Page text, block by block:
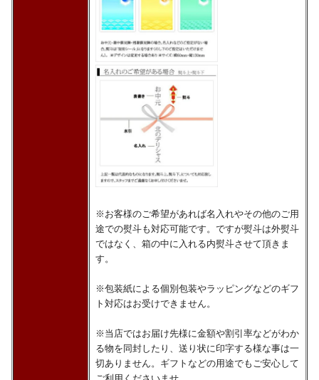
※お客様のご希望があれば名入れやその他のご用
途での熨斗も対応可能です。ですが熨斗は外熨斗
ではなく、箱の中に入れる内熨斗させて頂きま
す。
※包装紙による個別包装やラッピングなどのギフ
ト対応はお受けできません。
※当店ではお届け先様に金額や割引率などがわか
る物を同封したり、送り状に印字する様な事は一
切ありません。ギフトなどの用途でもご安心して